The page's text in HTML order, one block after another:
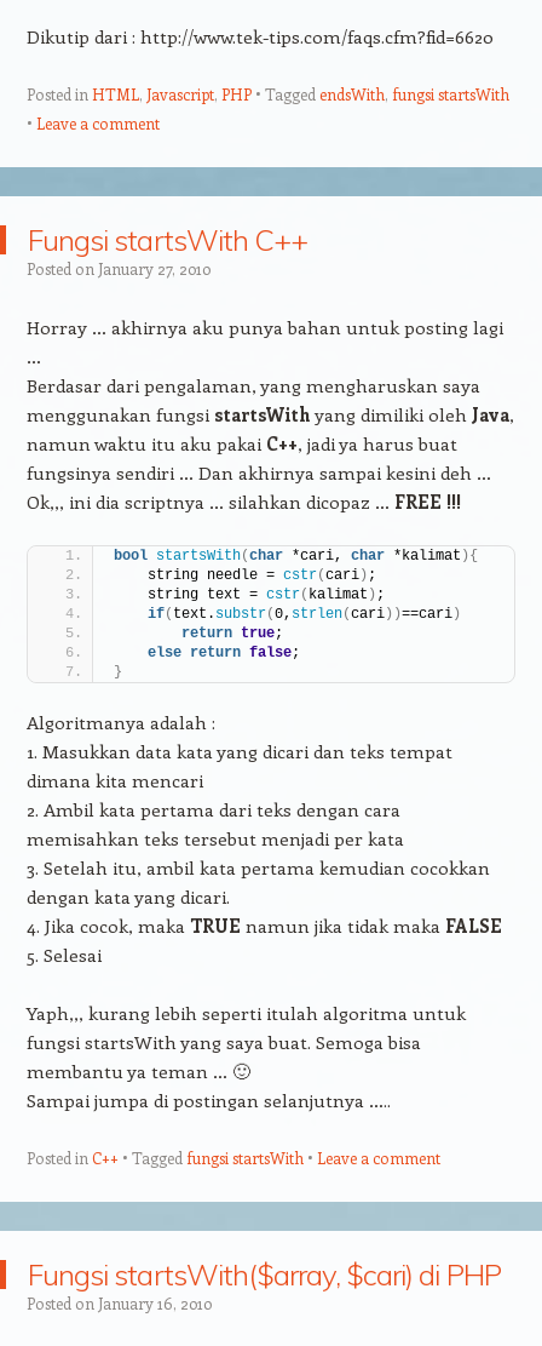
Dikutip dari : http://www.tek-tips.com/faqs.cfm?fid=6620
Posted in HTML, Javascript, PHP Tagged endsWith, fungsi startsWith
Leave a comment
Fungsi startsWith C++
Posted on January 27, 2010
Horray … akhirnya aku punya bahan untuk posting lagi
…
Berdasar dari pengalaman, yang mengharuskan saya
menggunakan fungsi startsWithyang dimiliki oleh Java,
namun waktu itu aku pakai C++, jadi ya harus buat
fungsinya sendiri … Dan akhirnya sampai kesini deh …
Ok,,, ini dia scriptnya … silahkan dicopaz … FREE !!!
bool startsWith(char *cari, char *kalimat ){
    string needle =
cstr(cari) ;
    string text =
cstr( kalimat ) ;
if( text. substr(0, strlen(cari))==cari)
return true;
else return false;
}
Algoritmanya adalah :
1. Masukkan data kata yang dicari dan teks tempat
dimana kita mencari
2. Ambil kata pertama dari teks dengan cara
memisahkan teks tersebut menjadi per kata
3. Setelah itu, ambil kata pertama kemudian cocokkan
dengan kata yang dicari.
4. Jika cocok, maka TRUE namun jika tidak maka FALSE
5. Selesai
Yaph,,, kurang lebih seperti itulah algoritma untuk
fungsi startsWith yang saya buat. Semoga bisa
membantu ya teman … 🙂
Sampai jumpa di postingan selanjutnya …..
Posted in C++ Tagged fungsi startsWith Leave a comment
Fungsi startsWith($array, $cari) di PHP
Posted on January 16, 2010